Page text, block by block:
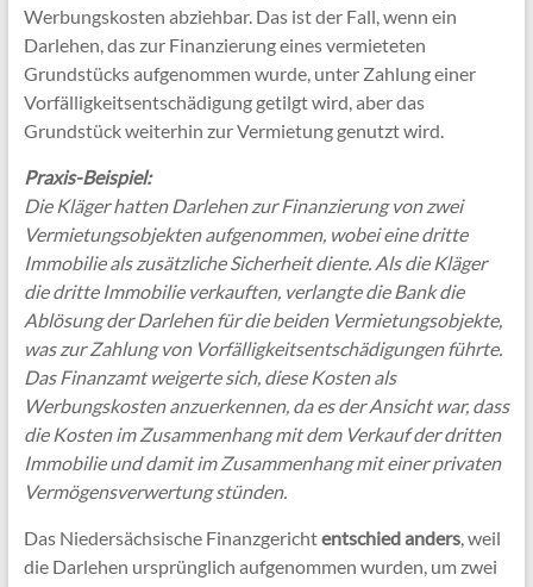
Werbungskosten abziehbar. Das ist der Fall, wenn ein
Darlehen, das zur Finanzierung eines vermieteten
Grundstücks aufgenommen wurde, unter Zahlung einer
Vorfälligkeitsentschädigung getilgt wird, aber das
Grundstück weiterhin zur Vermietung genutzt wird.
Praxis-Beispiel:
Die Kläger hatten Darlehen zur Finanzierung von zwei
Vermietungsobjekten aufgenommen, wobei eine dritte
Immobilie als zusätzliche Sicherheit diente. Als die Kläger
die dritte Immobilie verkauften, verlangte die Bank die
Ablösung der Darlehen für die beiden Vermietungsobjekte,
was zur Zahlung von Vorfälligkeitsentschädigungen führte.
Das Finanzamt weigerte sich, diese Kosten als
Werbungskosten anzuerkennen, da es der Ansicht war, dass
die Kosten im Zusammenhang mit dem Verkauf der dritten
Immobilie und damit im Zusammenhang mit einer privaten
Vermögensverwertung stünden.
Das Niedersächsische Finanzgerichtentschied anders, weil
die Darlehen ursprünglich aufgenommen wurden, um zwei